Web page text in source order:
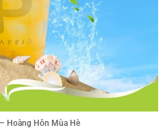
Hoàng Hôn Mùa Hè